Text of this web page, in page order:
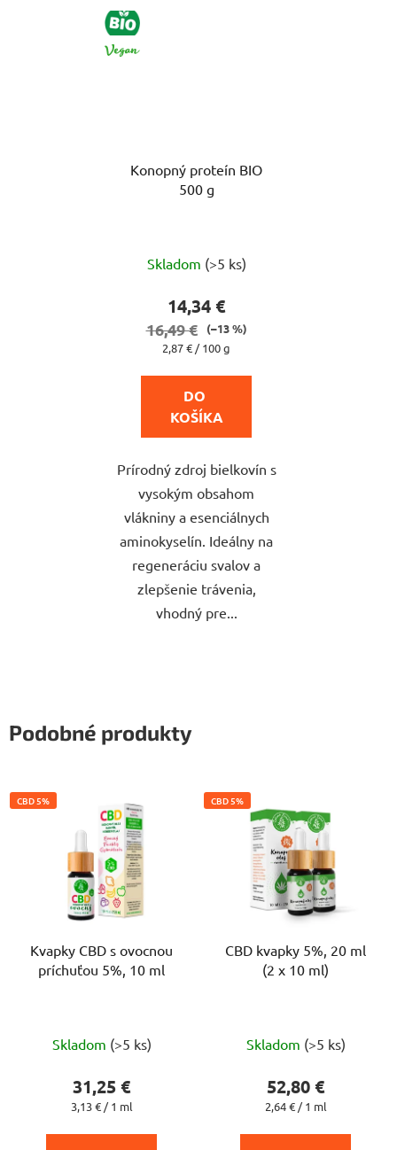
BIO
VEGAN
Konopný proteín BIO
500 g
hodnotenie
5,0
5
hviezdičiek.
Skladom (>5 ks)
14,34 €
16,49 €
(–13 %)
Jednotková
2,87 € / 100 g
DO
KOŠÍKA
Prírodný zdroj bielkovín s
vysokým obsahom
vlákniny a esenciálnych
aminokyselín. Ideálny na
regeneráciu svalov a
zlepšenie trávenia,
vhodný pre...
Podobné produkty
CBD 5%
Kvapky CBD s ovocnou
príchuťou 5%, 10 ml
hodnotenie
produktu
je
Skladom (>5 ks)
31,25 €
Jednotková
3,13 € / 1 ml
CBD 5%
CBD kvapky 5%, 20 ml
(2 x 10 ml)
hodnotenie
produktu
je
Skladom (>5 ks)
52,80 €
Jednotková
2,64 € / 1 ml